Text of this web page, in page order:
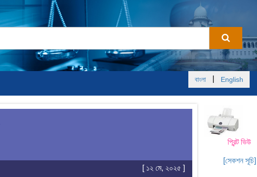
বাংলা English
প্রিন্ট ভিউ
[সেকশন সূচি]
[ ১২ মে, ২০২৫ ]